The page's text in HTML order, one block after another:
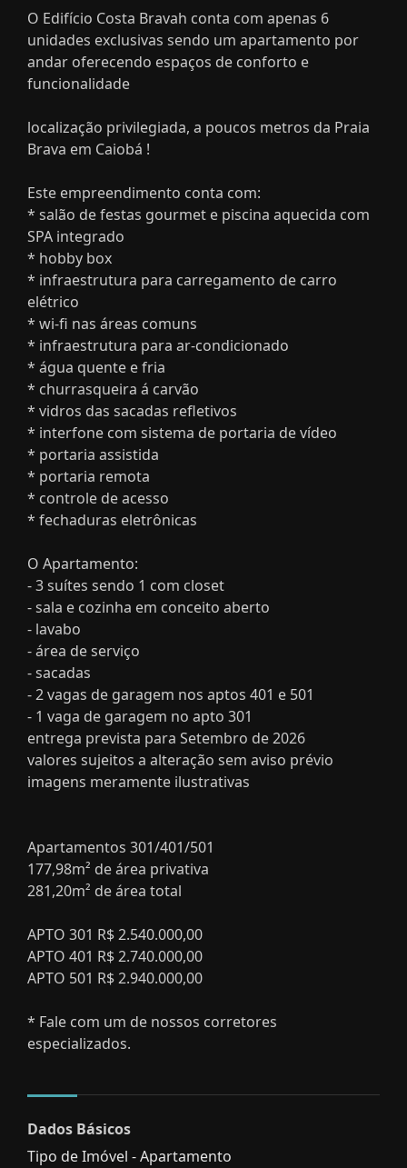
O Edifício Costa Bravah conta com apenas 6
unidades exclusivas sendo um apartamento por
andar oferecendo espaços de conforto e
funcionalidade
localização privilegiada, a poucos metros da Praia
Brava em Caiobá !
Este empreendimento conta com:
* salão de festas gourmet e piscina aquecida com
SPA integrado
* hobby box
* infraestrutura para carregamento de carro
elétrico
* wi-fi nas áreas comuns
* infraestrutura para ar-condicionado
* água quente e fria
* churrasqueira á carvão
* vidros das sacadas refletivos
* interfone com sistema de portaria de vídeo
* portaria assistida
* portaria remota
* controle de acesso
* fechaduras eletrônicas
O Apartamento:
- 3 suítes sendo 1 com closet
- sala e cozinha em conceito aberto
- lavabo
- área de serviço
- sacadas
- 2 vagas de garagem nos aptos 401 e 501
- 1 vaga de garagem no apto 301
entrega prevista para Setembro de 2026
valores sujeitos a alteração sem aviso prévio
imagens meramente ilustrativas
Apartamentos 301/401/501
177,98m² de área privativa
281,20m² de área total
APTO 301 R$ 2.540.000,00
APTO 401 R$ 2.740.000,00
APTO 501 R$ 2.940.000,00
* Fale com um de nossos corretores
especializados.
Dados Básicos
Tipo de Imóvel - Apartamento